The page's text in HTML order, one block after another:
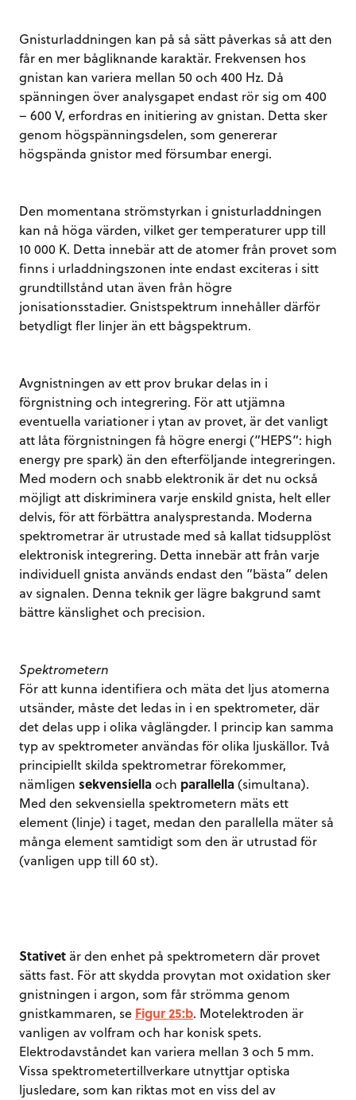
Gnisturladdningen kan på så sätt påverkas så att den
får en mer bågliknande karaktär. Frekvensen hos
gnistan kan variera mellan 50 och 400 Hz. Då
spänningen över analysgapet endast rör sig om 400
– 600 V, erfordras en initiering av gnistan. Detta sker
genom högspänningsdelen, som genererar
högspända gnistor med försumbar energi.
Den momentana strömstyrkan i gnisturladdningen
kan nå höga värden, vilket ger temperaturer upp till
10 000 K. Detta innebär att de atomer från provet som
finns i urladdningszonen inte endast exciteras i sitt
grundtillstånd utan även från högre
jonisationsstadier. Gnistspektrum innehåller därför
betydligt fler linjer än ett bågspektrum.
Avgnistningen av ett prov brukar delas in i
förgnistning och integrering. För att utjämna
eventuella variationer i ytan av provet, är det vanligt
att låta förgnistningen få högre energi (”HEPS”: high
energy pre spark) än den efterföljande integreringen.
Med modern och snabb elektronik är det nu också
möjligt att diskriminera varje enskild gnista, helt eller
delvis, för att förbättra analysprestanda. Moderna
spektrometrar är utrustade med så kallat tidsupplöst
elektronisk integrering. Detta innebär att från varje
individuell gnista används endast den ”bästa” delen
av signalen. Denna teknik ger lägre bakgrund samt
bättre känslighet och precision.
Spektrometern
För att kunna identifiera och mäta det ljus atomerna
utsänder, måste det ledas in i en spektrometer, där
det delas upp i olika våglängder. I princip kan samma
typ av spektrometer användas för olika ljuskällor. Två
principiellt skilda spektrometrar förekommer,
nämligen sekvensiellaoch parallella(simultana).
Med den sekvensiella spektrometern mäts ett
element (linje) i taget, medan den parallella mäter så
många element samtidigt som den är utrustad för
(vanligen upp till 60 st).
Stativet är den enhet på spektrometern där provet
sätts fast. För att skydda provytan mot oxidation sker
gnistningen i argon, som får strömma genom
gnistkammaren, se Figur 25:b. Motelektroden är
vanligen av volfram och har konisk spets.
Elektrodavståndet kan variera mellan 3 och 5 mm.
Vissa spektrometertillverkare utnyttjar optiska
ljusledare, som kan riktas mot en viss del av